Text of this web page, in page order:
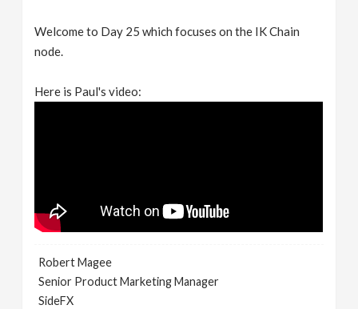
Welcome to Day 25 which focuses on the IK Chain
node.
Here is Paul's video:
Robert Magee
Senior Product Marketing Manager
SideFX